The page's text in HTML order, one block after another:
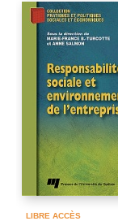
LIBRE ACCÈS